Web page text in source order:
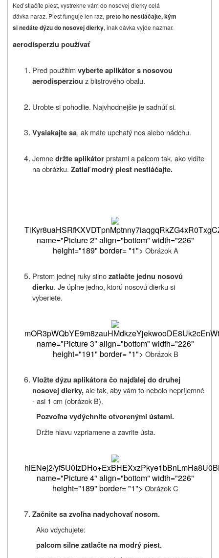
Keď stlačíte piest, vystrekne vám do nosovej dierky celá
dávka naraz. Piest funguje len raz, preto ho nestláčajte, kým
si nedáte dýzu do nosovej dierky, inak dávka vyjde nazmar.
aerodisperziu používať
Pred použitímvyberteaplikátor s nosovou
aerodisperziou z blistrového obalu.
Urobte si pohodlie. Najvhodnejšie je sadnúť si.
Vysiakajte sa, ak máte upchatý nos alebo nádchu.
Jemnedržte aplikátorprstami a palcom tak, ako vidíte
na obrázku. Zatiaľ modrý piest nestláčajte.
Obrázok A
Prstom jednej ruky silnozatlačte jednu nosovú
dierku. Je úplne jedno, ktorú nosovú dierku si
vyberiete.
Obrázok B
Vložte dýzu aplikátora čo najďalej do druhej
nosovej dierky,ale tak, aby vám to nebolo nepríjemné
‑ asi 1 cm (obrázok B).
Pozvoľna vydýchnite otvorenými ústami.
Držte hlavu vzpriamene a zavrite ústa.
hlENej2/
Obrázok C
Začnite sa zvoľna nadychovať nosom.
Ako vdychujete:
palcom silne zatlačte na modrý piest.